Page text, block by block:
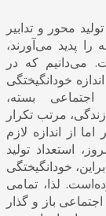
محور و تدابیر
پدید می‌آورند،
می‌دانیم که در
خودانگیختگی
بسته،
مرتب تکرار
از اندازه لازم
استعداد تولید
خودانگیختگی
لذا، تمامی
باز و گذار